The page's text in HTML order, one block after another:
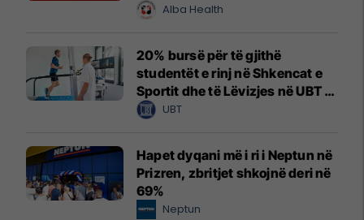
Alba Health
20% bursë për të gjithë
studentët e rinj në Shkencat e
Sportit dhe të Lëvizjes në UBT –
vendet janë të limituara
UBT
Hapet dyqani më i ri i Neptun në
Prizren, zbritjet shkojnë deri në
69%
Neptun